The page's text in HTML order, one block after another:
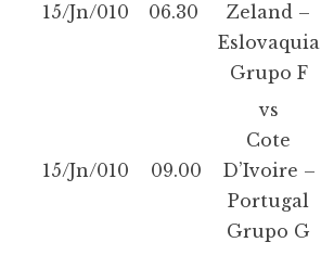
15/Jn/010 06.30
Zeland –
Eslovaquia
Grupo F
15/Jn/010 09.00
vs
Cote
D’Ivoire –
Portugal
Grupo G